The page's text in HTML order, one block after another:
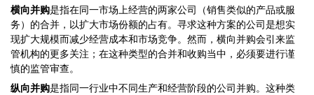
横向并购是指在同一市场上经营的两家公司（销售类似的产品或服
务）的合并，以扩大市场份额的占有。寻求这种方案的公司是想实
现扩大规模而减少经营成本和市场竞争。然而，横向并购会引来监
管机构的更多关注；在这种类型的合并和收购当中，必须要进行谨
慎的监管审查。
纵向并购是指同一行业中不同生产和经营阶段的公司并购。这种类